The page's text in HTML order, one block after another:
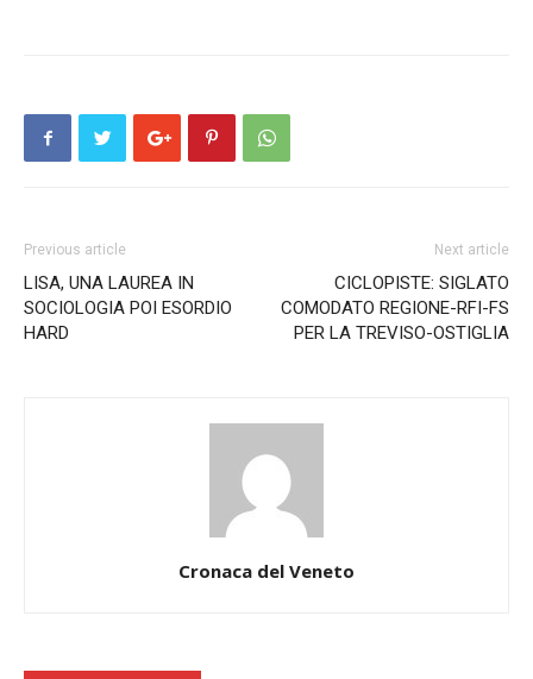
Previous article
LISA, UNA LAUREA IN
SOCIOLOGIA POI ESORDIO
HARD
Next article
CICLOPISTE: SIGLATO
COMODATO REGIONE-RFI-FS
PER LA TREVISO-OSTIGLIA
Cronaca del Veneto